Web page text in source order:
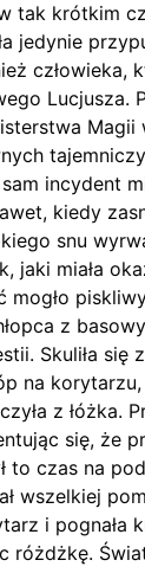
tak krótkim
jedynie
człowieka,
Lucjusza.
incydent
kiedy
snu
jaki miała
mogło
z
Skuliła się
na korytarzu,
z łóżka.
się, że
to czas na
wszelkiej
i pognała
różdżkę.